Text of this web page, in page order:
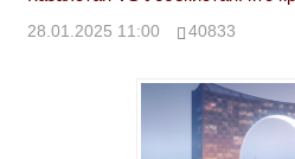
28.01.2025 11:00 40833